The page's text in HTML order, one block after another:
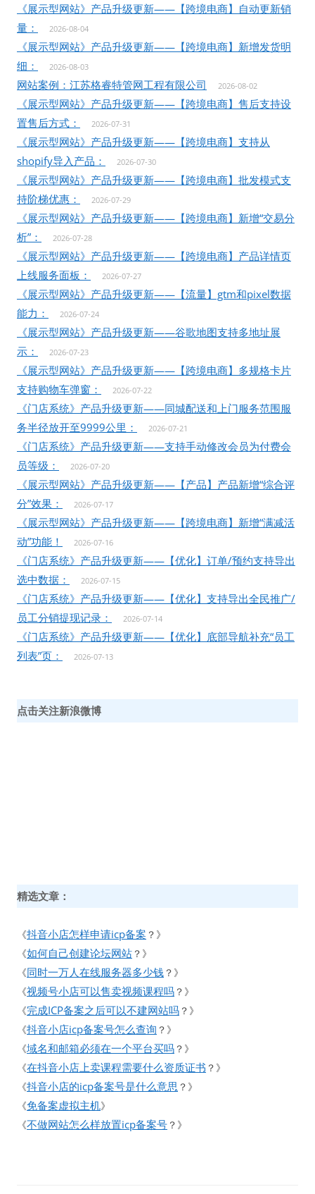
《展示型网站》产品升级更新——【跨境电商】自动更新销
量：
2026-08-04
《展示型网站》产品升级更新——【跨境电商】新增发货明
细：
2026-08-03
网站案例：江苏格睿特管网工程有限公司 2026-08-02
《展示型网站》产品升级更新——【跨境电商】售后支持设
置售后方式：
2026-07-31
《展示型网站》产品升级更新——【跨境电商】支持从
shopify导入产品：
2026-07-30
《展示型网站》产品升级更新——【跨境电商】批发模式支
持阶梯优惠：
2026-07-29
《展示型网站》产品升级更新——【跨境电商】新增“交易分
析”：
2026-07-28
《展示型网站》产品升级更新——【跨境电商】产品详情页
上线服务面板：
2026-07-27
《展示型网站》产品升级更新——【流量】gtm和pixel数据
能力：
2026-07-24
《展示型网站》产品升级更新——谷歌地图支持多地址展
示：
2026-07-23
《展示型网站》产品升级更新——【跨境电商】多规格卡片
支持购物车弹窗：
2026-07-22
《门店系统》产品升级更新——同城配送和上门服务范围服
务半径放开至9999公里：
2026-07-21
《门店系统》产品升级更新——支持手动修改会员为付费会
员等级：
2026-07-20
《展示型网站》产品升级更新——【产品】产品新增“综合评
分”效果：
2026-07-17
《展示型网站》产品升级更新——【跨境电商】新增“满减活
动”功能！
2026-07-16
《门店系统》产品升级更新——【优化】订单/预约支持导出
选中数据：
2026-07-15
《门店系统》产品升级更新——【优化】支持导出全民推广/
员工分销提现记录：
2026-07-14
《门店系统》产品升级更新——【优化】底部导航补充“员工
列表”页：
2026-07-13
点击关注新浪微博
精选文章：
《抖音小店怎样申请icp备案 ？》
《如何自己创建论坛网站 ？》
《同时一万人在线服务器多少钱 ？》
《视频号小店可以售卖视频课程吗 ？》
《完成ICP备案之后可以不建网站吗 ？》
《抖音小店icp备案号怎么查询 ？》
《域名和邮箱必须在一个平台买吗 ？》
《在抖音小店上卖课程需要什么资质证书 ？》
《抖音小店的icp备案号是什么意思 ？》
《免备案虚拟主机》
《不做网站怎么样放置icp备案号 ？》